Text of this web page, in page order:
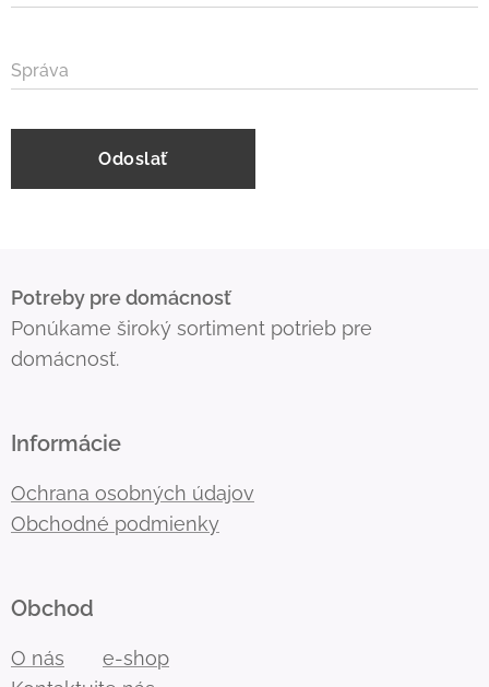
Správa
Odoslať
Potreby pre domácnosť
Ponúkame široký sortiment potrieb pre
domácnosť.
Informácie
Ochrana osobných údajov
Obchodné podmienky
Obchod
O nás
e-shop